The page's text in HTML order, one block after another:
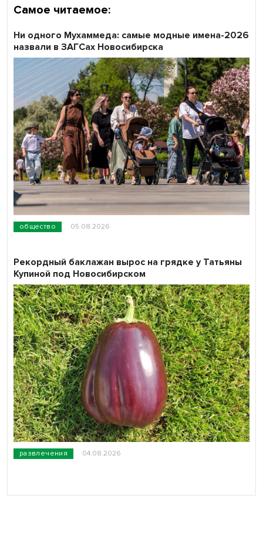
Самое читаемое:
общество 05.08.2026
Ни одного Мухаммеда: самые модные имена-2026
назвали в ЗАГСах Новосибирска
развлечения 04.08.2026
Рекордный баклажан вырос на грядке у Татьяны
Купиной под Новосибирском